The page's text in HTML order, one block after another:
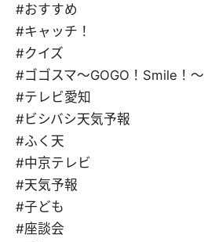
#おすすめ
#キャッチ！
#クイズ
#ゴゴスマ～GOGO！Smile！～
#テレビ愛知
#ビシバシ天気予報
#ふく天
#中京テレビ
#天気予報
#子ども
#座談会